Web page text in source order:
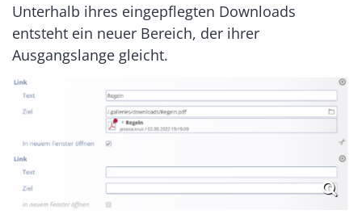
Unterhalb ihres eingepflegten Downloads
entsteht ein neuer Bereich, der ihrer
Ausgangslange gleicht.